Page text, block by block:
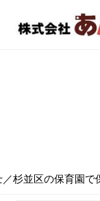
／杉並区の保育園で